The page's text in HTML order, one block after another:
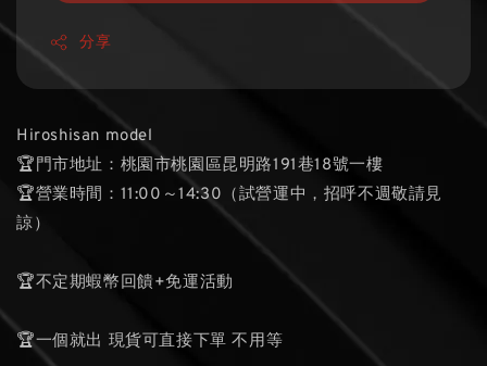
分享
Hiroshisan model
🏆門市地址：桃園市桃園區昆明路191巷18號一樓
🏆營業時間：11:00～14:30（試營運中，招呼不週敬請見
諒）
🏆不定期蝦幣回饋+免運活動
🏆一個就出 現貨可直接下單 不用等